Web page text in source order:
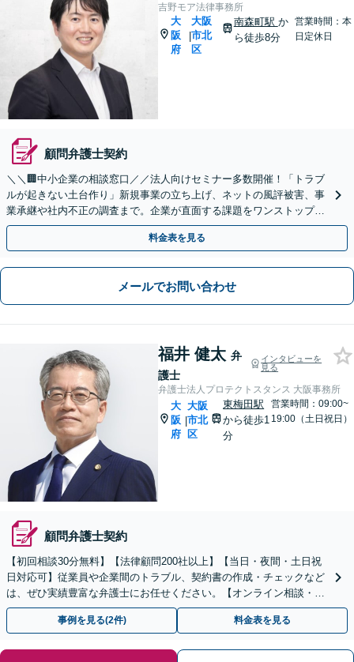
吉野モア法律事務所
大
阪
府
|
大阪
市北
区
南森町駅 か
ら徒歩8分
営業時間：本
日定休日
顧問弁護士契約
＼＼🏢中小企業の相談窓口／／法人向けセミナー多数開催！「トラブ
ルが起きない土台作り」新規事業の立ち上げ、ネットの風評被害、事
業承継や社内不正の調査まで。企業が直面する課題をワンストップで
解決へ【メール相談・web面談可能】
料金表を見る
メールでお問い合わせ
福井 健太 弁
護士
インタビューを
見る
弁護士法人プロテクトスタンス 大阪事務所
大
阪
府
|
大阪
市北
区
東梅田駅
から徒歩1
分
営業時間：09:00~
19:00（土日祝日）
顧問弁護士契約
【初回相談30分無料】【法律顧問200社以上】【当日・夜間・土日祝
日対応可】従業員や企業間のトラブル、契約書の作成・チェックなど
は、ぜひ実績豊富な弁護士にお任せください。【オンライン相談・電
子契約に対応】
事例を見る(2件) 料金表を見る